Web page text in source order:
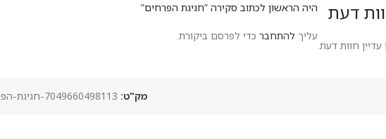
דעת
עדיין חוות דעת.
היה הראשון לכתוב סקירה “חגיגת הפרחים”
עליך להתחבר כדי לפרסם ביקורת.
מק"ט: 7049660498113-חגיגת-הפרחים-2